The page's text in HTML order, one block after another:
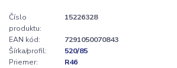
Číslo
produktu:
15226328
EAN kód:
7291050070843
Šírka/profil:
520/85
Priemer:
R46